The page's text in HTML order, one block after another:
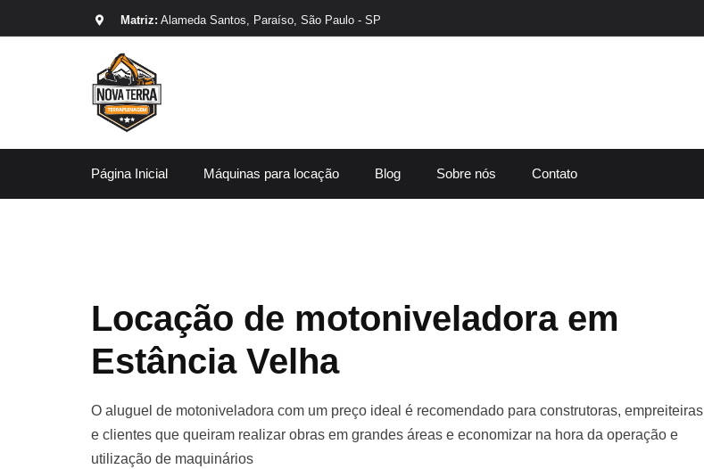
Matriz: Alameda Santos, Paraíso, São Paulo - SP
Página Inicial Máquinas para locação Blog Sobre nós Contato
Locação de motoniveladora em
Estância Velha
O aluguel de motoniveladora com um preço ideal é recomendado para construtoras, empreiteiras
e clientes que queiram realizar obras em grandes áreas e economizar na hora da operação e
utilização de maquinários